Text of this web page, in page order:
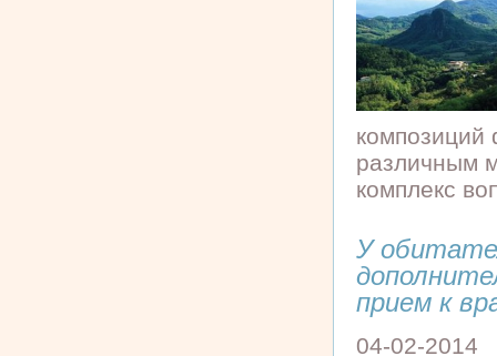
композиций
различным
комплекс
У
прием к
04-02-2014